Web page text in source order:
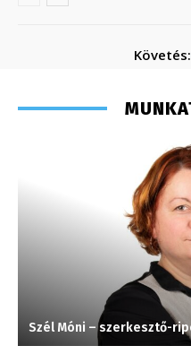
Követés:
Szél Móni – szerkesztő-